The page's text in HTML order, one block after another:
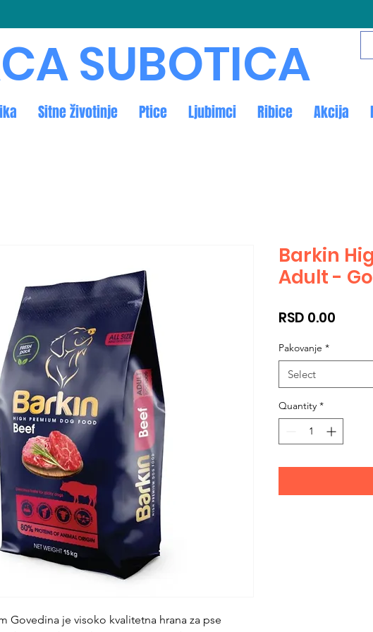
Sitne životinje Ptice Ljubimci Ribice Akcija
SUBOTICA
Govedina je visoko kvalitetna hrana za pse
Barkin
Adult -
RSD 0.00
Pakovanje *
Select
Quantity *